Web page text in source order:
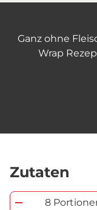
Ganz ohne
Wrap
Zutaten
8